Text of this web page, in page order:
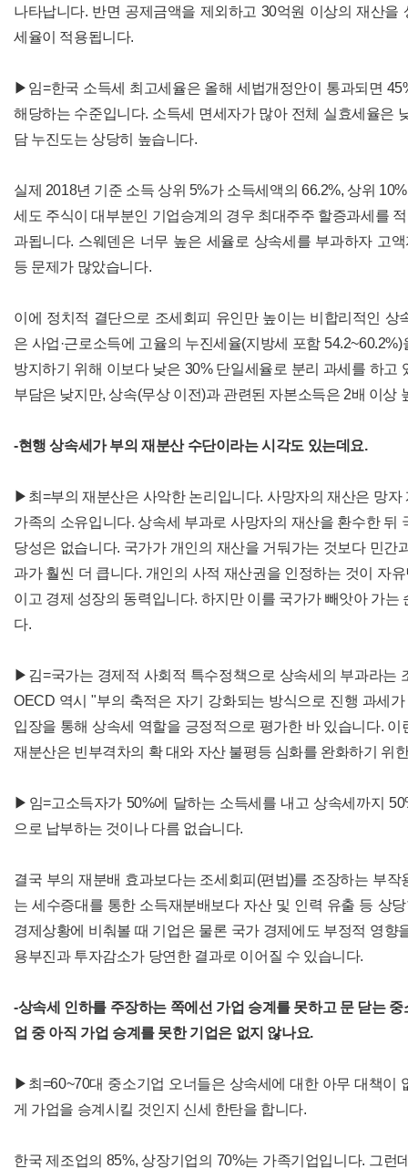
나타납니다. 반면 공제금액을 제외하고 30억원 이상의 재산을
세율이 적용됩니다.
▶임=한국 소득세 최고세율은 올해 세법개정안이 통과되면
해당하는 수준입니다. 소득세 면세자가 많아 전체 실효세율은
담 누진도는 상당히 높습니다.
실제 2018년 기준 소득 상위 5%가 소득세액의 66.2%, 상위
세도 주식이 대부분인 기업승계의 경우 최대주주 할증과세를
과됩니다. 스웨덴은 너무 높은 세율로 상속세를 부과하자 고
등 문제가 많았습니다.
이에 정치적 결단으로 조세회피 유인만 높이는 비합리적인 상
은 사업·근로소득에 고율의 누진세율(지방세 포함
방지하기 위해 이보다 낮은 30% 단일세율로 분리 과세를 하고
부담은 낮지만, 상속(무상 이전)과 관련된 자본소득은 2배 이상
-현행 상속세가 부의 재분산 수단이라는 시각도 있는데요.
▶최=부의 재분산은 사악한 논리입니다. 사망자의 재산은 망
가족의 소유입니다. 상속세 부과로 사망자의 재산을 환수한 뒤
당성은 없습니다. 국가가 개인의 재산을 거둬가는 것보다 민간
과가 훨씬 더 큽니다. 개인의 사적 재산권을 인정하는 것이 자
이고 경제 성장의 동력입니다. 하지만 이를 국가가 빼앗아 가는
다.
▶김=국가는 경제적 사회적 특수정책으로 상속세의 부과라는
OECD 역시 "부의 축적은 자기 강화되는 방식으로 진행 과세
입장을 통해 상속세 역할을 긍정적으로 평가한 바 있습니다.
재분산은 빈부격차의 확 대와 자산 불평등 심화를 완화하기 위
▶임=고소득자가 50%에 달하는 소득세를 내고 상속세까지
으로 납부하는 것이나 다름 없습니다.
결국 부의 재분배 효과보다는 조세회피(편법)를 조장하는 부
는 세수증대를 통한 소득재분배보다 자산 및 인력 유출 등 상
경제상황에 비춰볼 때 기업은 물론 국가 경제에도 부정적 영향
용부진과 투자감소가 당연한 결과로 이어질 수 있습니다.
-상속세 인하를 주장하는 쪽에선 가업 승계를 못하고 문 닫는
업 중 아직 가업 승계를 못한 기업은 없지 않나요.
▶최=60~70대 중소기업 오너들은 상속세에 대한 아무 대책이
게 가업을 승계시킬 것인지 신세 한탄을 합니다.
한국 제조업의 85%, 상장기업의 70%는 가족기업입니다. 그런